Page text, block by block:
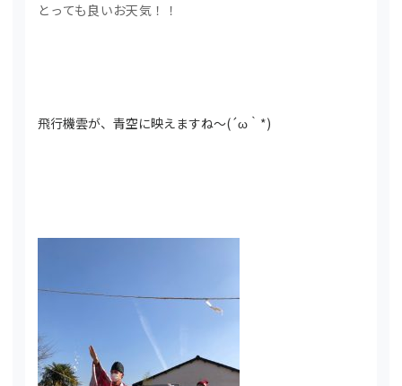
とっても良いお天気！！
飛行機雲が、青空に映えますね～(´ω｀*)